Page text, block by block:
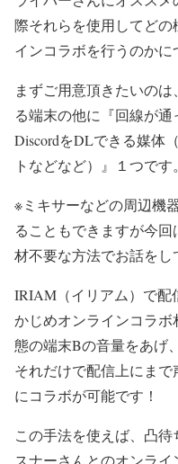
際それらを使用してど
インコラボを行うのかに
まずご用意頂きたいの
る端末の他に『回線が通
DiscordをDLできる媒体
トなどなど）』１つです。
※ミキサーなどの周辺機
ることもできますが今
材不要な方法でお話をし
IRIAM（イリアム）で配
かじめオンラインコラボ
態の端末Bの音量をあげ
それだけで配信上にま
にコラボが可能です！
この手法を使えば、凸
スナーさんとのオンライ